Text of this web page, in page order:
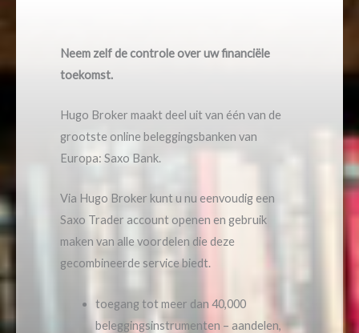
Neem zelf de controle over uw financiële
toekomst.
Hugo Broker maakt deel uit van één van de
grootste online beleggingsbanken van
Europa: Saxo Bank.
Via Hugo Broker kunt u nu eenvoudig een
Saxo Trader account openen en gebruik
maken van alle voordelen die deze
gecombineerde service biedt.
toegang tot meer dan 40,000
beleggingsinstrumenten – aandelen,